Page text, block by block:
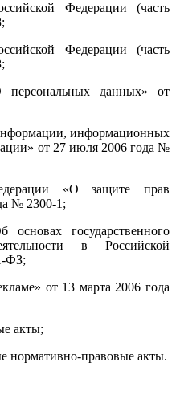
Федерации (часть
Федерации (часть
данных» от
информационных
от 27 июля 2006 года №
«О защите прав
№ 2300-1;
государственного
в Российской
ФЗ;
от 13 марта 2006 года
акты;
нормативно-правовые акты.